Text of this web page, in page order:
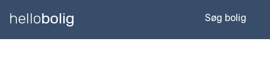
hellobolig Søg bolig